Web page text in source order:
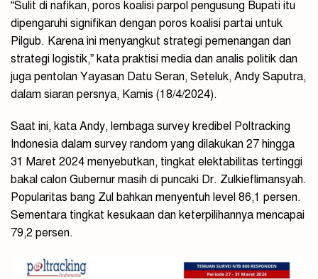
“Sulit di nafikan, poros koalisi parpol pengusung Bupati itu
dipengaruhi signifikan dengan poros koalisi partai untuk
Pilgub. Karena ini menyangkut strategi pemenangan dan
strategi logistik,” kata praktisi media dan analis politik dan
juga pentolan Yayasan Datu Seran, Seteluk, Andy Saputra,
dalam siaran persnya, Kamis (18/4/2024).
Saat ini, kata Andy, lembaga survey kredibel Poltracking
Indonesia dalam survey random yang dilakukan 27 hingga
31 Maret 2024 menyebutkan, tingkat elektabilitas tertinggi
bakal calon Gubernur masih di puncaki Dr. Zulkieflimansyah.
Popularitas bang Zul bahkan menyentuh level 86,1 persen.
Sementara tingkat kesukaan dan keterpilihannya mencapai
79,2 persen.